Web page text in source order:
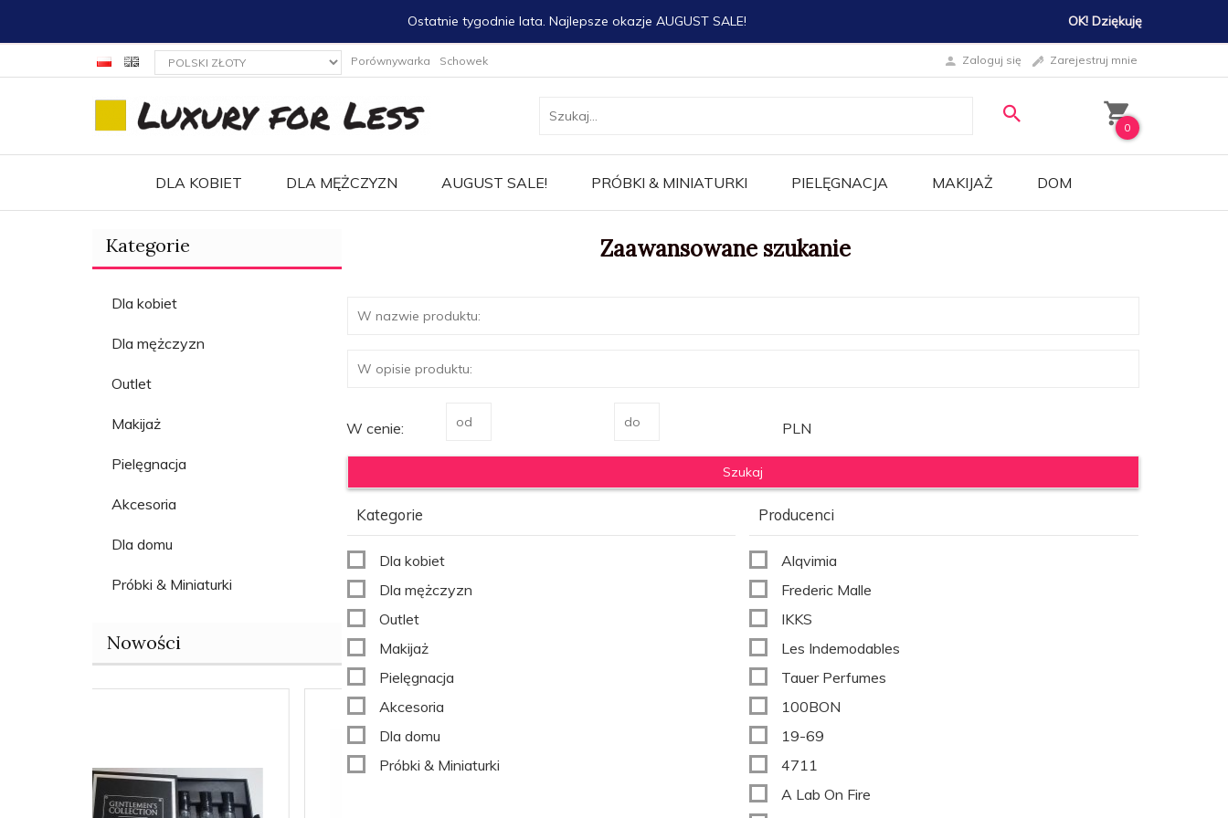
Ostatnie tygodnie lata. Najlepsze okazje AUGUST SALE! OK! Dziękuję
currency_h Porównywarka Schowek Zaloguj się Zarejestruj mnie
0
DLA KOBIET DLA MĘŻCZYZN AUGUST SALE! PRÓBKI & MINIATURKI PIELĘGNACJA MAKIJAŻ DOM
Kategorie
Dla kobiet
Dla mężczyzn
Outlet
Makijaż
Pielęgnacja
Akcesoria
Dla domu
Próbki & Miniaturki
Nowości
Zaawansowane szukanie
W cenie: PLN
Kategorie
Dla kobiet
Dla mężczyzn
Outlet
Makijaż
Pielęgnacja
Akcesoria
Dla domu
Próbki & Miniaturki
Producenci
Alqvimia
Frederic Malle
IKKS
Les Indemodables
Tauer Perfumes
100BON
19-69
4711
A Lab On Fire